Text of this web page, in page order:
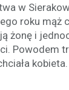
w
roku mąż
żonę i
Powodem